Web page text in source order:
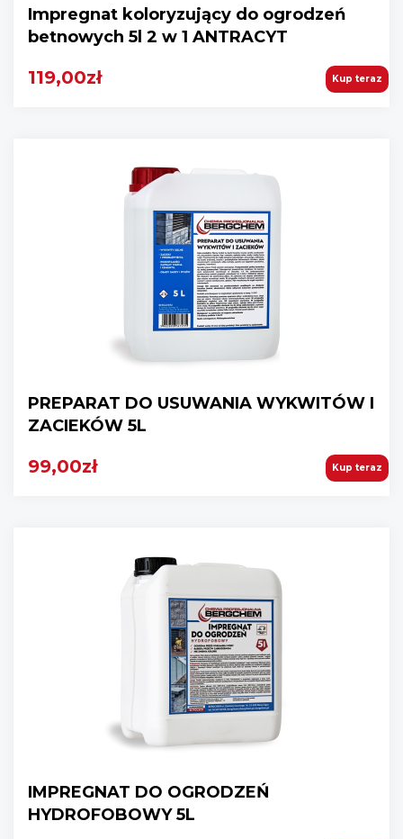
Impregnat koloryzujący do ogrodzeń
betnowych 5l 2 w 1 ANTRACYT
119,00zł Kup teraz
PREPARAT DO USUWANIA WYKWITÓW I
ZACIEKÓW 5L
99,00zł Kup teraz
IMPREGNAT DO OGRODZEŃ
HYDROFOBOWY 5L